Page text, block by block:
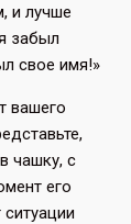
и лучше
забыл
свое имя!»
вашего
чашку, с
его